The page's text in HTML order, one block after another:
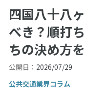
四国八十八
べき？順打
ちの決め方
公開日： 2026/07/29
公共交通業界コラム